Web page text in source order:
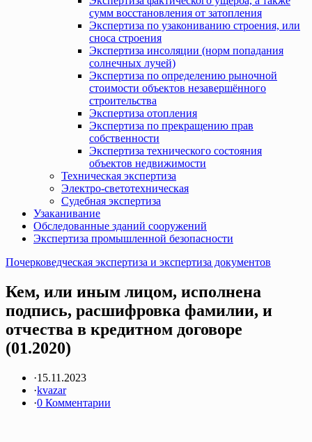
сумм восстановления от затопления
Экспертиза по узакониванию строения, или
сноса строения
Экспертиза инсоляции (норм попадания
солнечных лучей)
Экспертиза по определению рыночной
стоимости объектов незавершённого
строительства
Экспертиза отопления
Экспертиза по прекращению прав
собственности
Экспертиза технического состояния
объектов недвижимости
Техническая экспертиза
Электро-светотехническая
Судебная экспертиза
Узаканивание
Обследованные зданий сооружений
Экспертиза промышленной безопасности
Почерковедческая экспертиза и экспертиза документов
Кем, или иным лицом, исполнена
подпись, расшифровка фамилии, и
отчества в кредитном договоре
(01.2020)
·15.11.2023
·kvazar
·0 Комментарии